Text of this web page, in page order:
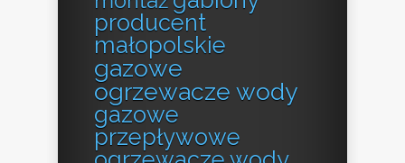
producent
małopolskie
gazowe
ogrzewacze wody
gazowe
przepływowe